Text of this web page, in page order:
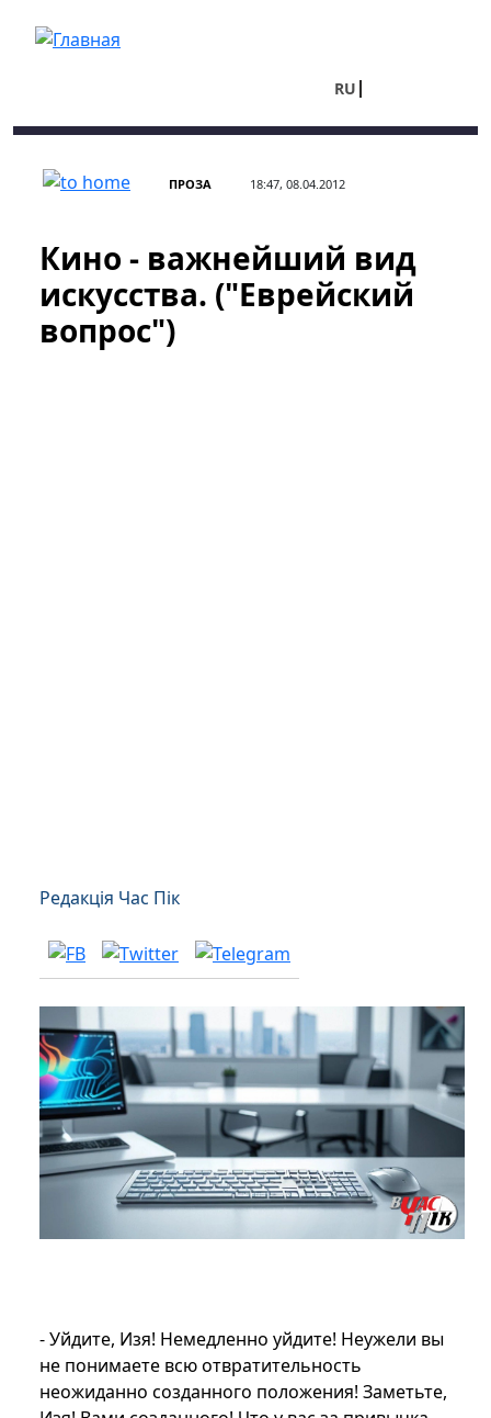
RU
ПРОЗА 18:47, 08.04.2012
Кино - важнейший вид
искусства. ("Еврейский
вопрос")
Редакція Час Пік
- Уйдите, Изя! Немедленно уйдите! Неужели вы
не понимаете всю отвратительность
неожиданно созданного положения! Заметьте,